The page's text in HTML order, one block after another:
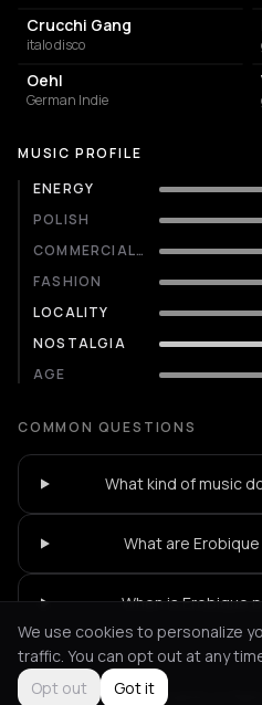
Crucchi Gang
italo disco
Oehl
German Indie
MUSIC PROFILE
ENERGY
POLISH
COMMERCIALITY
FASHION
LOCALITY
NOSTALGIA
AGE
COMMON QUESTIONS
What kind of music
What are
When is Erobique
Not feeling it? All events in Paris
We use cookies to personalize
traffic. You can opt out at any
Opt out
Got it